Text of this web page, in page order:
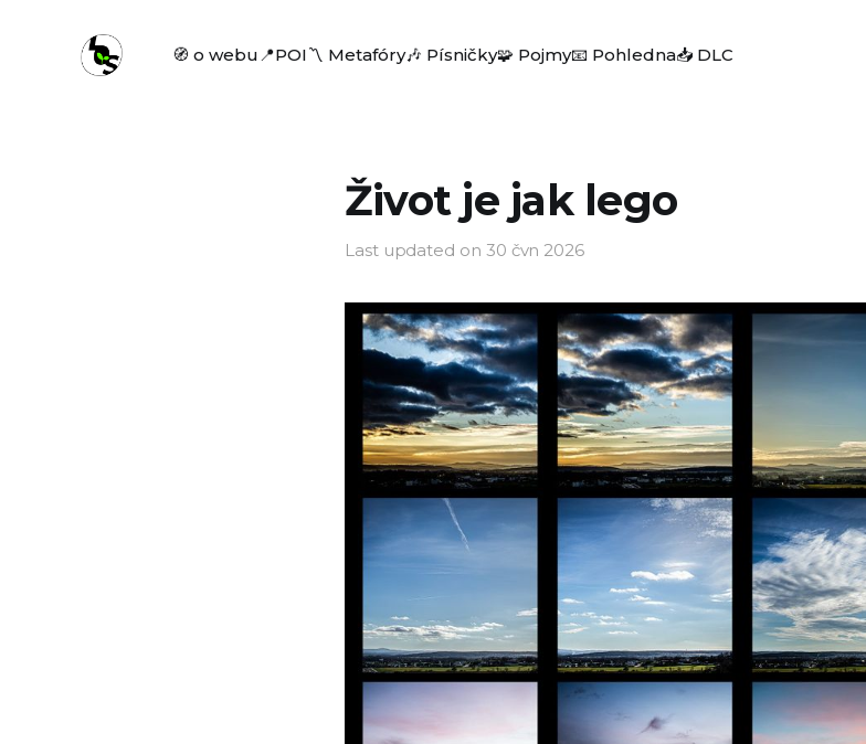
🧭 o webu📍POI〽️ Metafóry🎶 Písničky🧩 Pojmy📧 Pohledna📥 DLC
Život je jak lego
Last updated on 30 čvn 2026